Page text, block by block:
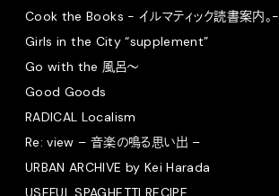
Cook the Books - イルマティック読書案内。-
Girls in the City “supplement”
Go with the 風呂〜
Good Goods
RADICAL Localism
Re: view – 音楽の鳴る思い出 –
URBAN ARCHIVE by Kei Harada
USEFUL SPAGHETTI RECIPE